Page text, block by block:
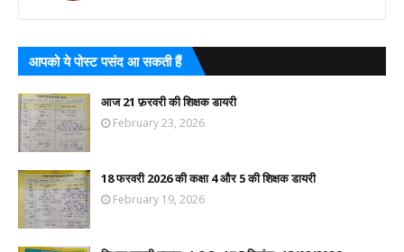
आपको ये पोस्ट पसंद आ सकती हैं
आज 21 फ़रवरी की शिक्षक डायरी
February 23, 2026
18 फरवरी 2026 की कक्षा 4 और 5 की शिक्षक डायरी
February 19, 2026